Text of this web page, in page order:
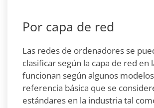
Por capa de red
Las redes de ordenadores se
clasificar según la capa de red en
funcionan según algunos
referencia básica que se
estándares en la industria tal